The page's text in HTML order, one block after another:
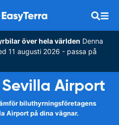
över hela världen Denna
11 augusti 2026 - passa på
Airport
biluthyrningsföretagens
Airport på dina vägnar.